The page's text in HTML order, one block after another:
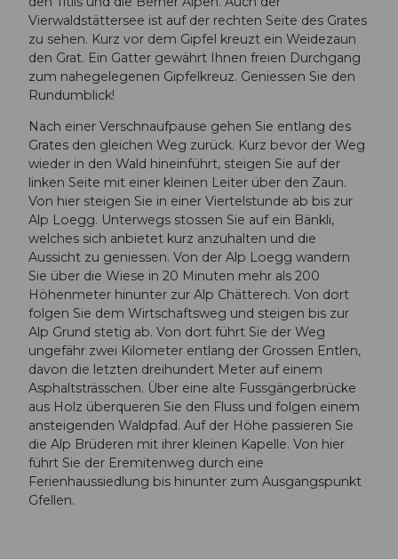
Vierwaldstättersee ist auf der rechten Seite des Grates
zu sehen. Kurz vor dem Gipfel kreuzt ein Weidezaun
den Grat. Ein Gatter gewährt Ihnen freien Durchgang
zum nahegelegenen Gipfelkreuz. Geniessen Sie den
Rundumblick!
Nach einer Verschnaufpause gehen Sie entlang des
Grates den gleichen Weg zurück. Kurz bevor der Weg
wieder in den Wald hineinführt, steigen Sie auf der
linken Seite mit einer kleinen Leiter über den Zaun.
Von hier steigen Sie in einer Viertelstunde ab bis zur
Alp Loegg. Unterwegs stossen Sie auf ein Bänkli,
welches sich anbietet kurz anzuhalten und die
Aussicht zu geniessen. Von der Alp Loegg wandern
Sie über die Wiese in 20 Minuten mehr als 200
Höhenmeter hinunter zur Alp Chätterech. Von dort
folgen Sie dem Wirtschaftsweg und steigen bis zur
Alp Grund stetig ab. Von dort führt Sie der Weg
ungefähr zwei Kilometer entlang der Grossen Entlen,
davon die letzten dreihundert Meter auf einem
Asphaltsträsschen. Über eine alte Fussgängerbrücke
aus Holz überqueren Sie den Fluss und folgen einem
ansteigenden Waldpfad. Auf der Höhe passieren Sie
die Alp Brüderen mit ihrer kleinen Kapelle. Von hier
führt Sie der Eremitenweg durch eine
Ferienhaussiedlung bis hinunter zum Ausgangspunkt
Gfellen.